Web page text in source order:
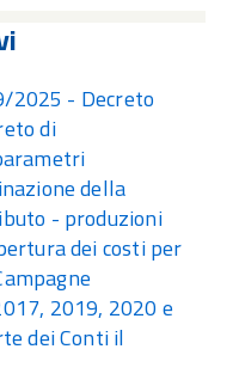
2025 - Decreto
di
della
- produzioni
dei costi per
2019, 2020 e
dei Conti il